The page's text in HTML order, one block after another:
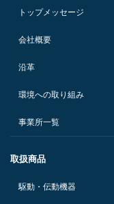
トップメッセージ
会社概要
沿革
環境への取り組み
事業所一覧
取扱商品
駆動・伝動機器